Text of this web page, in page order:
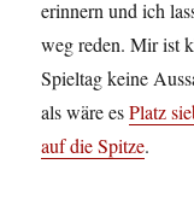
erinnern und ich
weg reden. Mir ist
Spieltag keine
als wäre esPlatz
auf die Spitze.